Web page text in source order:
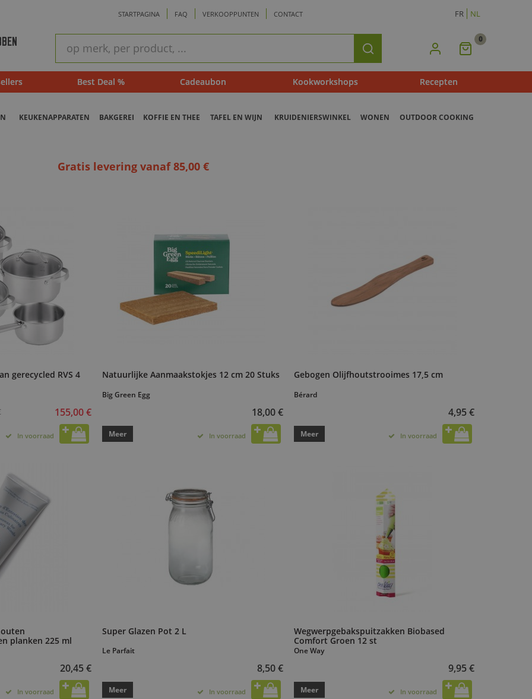
STARTPAGINA FAQ VERKOOPPUNTEN CONTACT FR NL
zoeken
Zoeken Mijn
0
Best Deal % Cadeaubon Kookworkshops Recepten
KEUKENAPPARATEN BAKGEREI KOFFIE EN THEE TAFEL EN WIJN KRUIDENIERSWINKEL WONEN OUTDOOR COOKING
Gratis levering vanaf 85,00 €
gerecycled RVS 4
155,00 €
In voorraad
Natuurlijke Aanmaakstokjes 12 cm 20 Stuks
Big Green Egg
18,00 €
Meer In voorraad
Gebogen Olijfhoutstrooimes 17,5 cm
Bérard
4,95 €
Meer In voorraad
planken 225 ml
20,45 €
In voorraad
Super Glazen Pot 2 L
Le Parfait
8,50 €
Meer In voorraad
Wegwerpgebakspuitzakken Biobased
Comfort Groen 12 st
One Way
9,95 €
Meer In voorraad